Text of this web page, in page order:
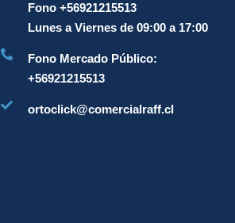
Fono +56921215513
Lunes a Viernes de 09:00 a 17:00
Fono Mercado Público:
+56921215513
ortoclick@comercialraff.cl